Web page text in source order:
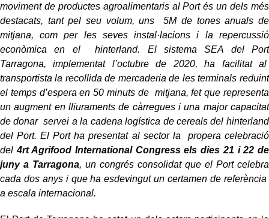
moviment de productes agroalimentaris al Port és un dels més
destacats, tant pel seu volum, uns 5M de tones anuals de
mitjana, com per les seves instal·lacions i la repercussió
econòmica en el hinterland. El sistema SEA del Port
Tarragona, implementat l’octubre de 2020, ha facilitat al
transportista la recollida de mercaderia de les terminals reduint
el temps d’espera en 50 minuts de mitjana, fet que representa
un augment en lliuraments de càrregues i una major capacitat
de donar servei a la cadena logística de cereals del hinterland
del Port. El Port ha presentat al sector la propera celebració
del4rt Agrifood International Congress els dies 21 i 22 de
juny a Tarragona, un congrés consolidat que el Port celebra
cada dos anys i que ha esdevingut un certamen de referència
a escala internacional.